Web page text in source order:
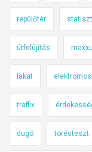
repülőtér
útfelújítás
lakat
traffix
dugó törésteszt